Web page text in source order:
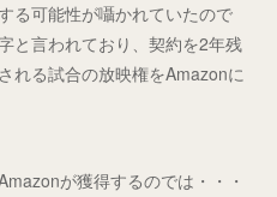
る可能性が囁かれていたので
と言われており、契約を2年残
れる試合の放映権をAmazonに
が獲得するのでは・・・